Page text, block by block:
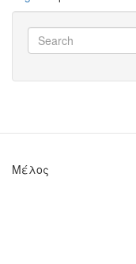
Search
Search
Μέλος